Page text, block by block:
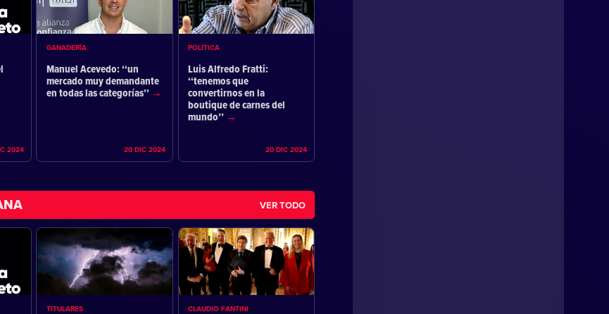
2024
GANADERÍA
Manuel Acevedo: ‘‘un
mercado muy demandante
en todas las categorías’’
20 DIC 2024
POLÍTICA
Luis Alfredo Fratti:
‘‘tenemos que
convertirnos en la
boutique de carnes del
mundo’’
20 DIC 2024
VER TODO
TITULARES CLAUDIO FANTINI